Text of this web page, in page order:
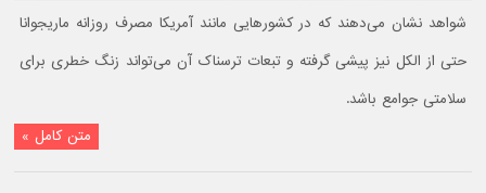
شواهد نشان می‌دهند که در کشورهایی مانند آمریکا مصرف روزانه ماریجوانا
حتی از الکل نیز پیشی گرفته و تبعات ترسناک آن می‌تواند زنگ خطری برای
سلامتی جوامع باشد.
متن کامل »